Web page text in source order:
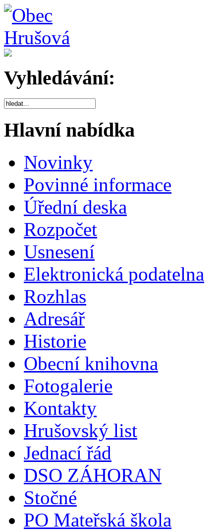
Vyhledávání:
Hlavní nabídka
Novinky
Povinné informace
Úřední deska
Rozpočet
Usnesení
Elektronická podatelna
Rozhlas
Adresář
Historie
Obecní knihovna
Fotogalerie
Kontakty
Hrušovský list
Jednací řád
DSO ZÁHORAN
Stočné
PO Mateřská škola